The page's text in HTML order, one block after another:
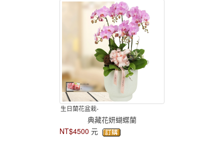
生日蘭花盆栽-
典藏花妍蝴蝶蘭
NT$4500 元